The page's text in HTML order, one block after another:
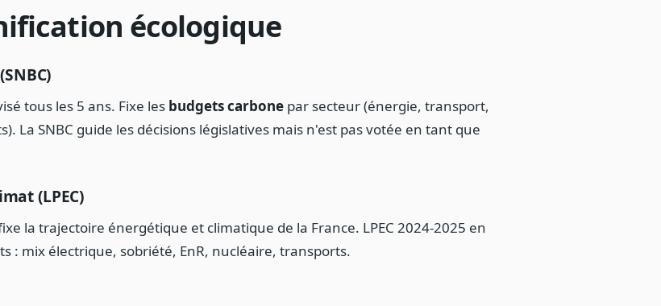
écologique
tous les 5 ans. Fixe les budgets carbone par secteur (énergie, transport,
La SNBC guide les décisions législatives mais n'est pas votée en tant que
(LPEC)
la trajectoire énergétique et climatique de la France. LPEC 2024-2025 en
: mix électrique, sobriété, EnR, nucléaire, transports.